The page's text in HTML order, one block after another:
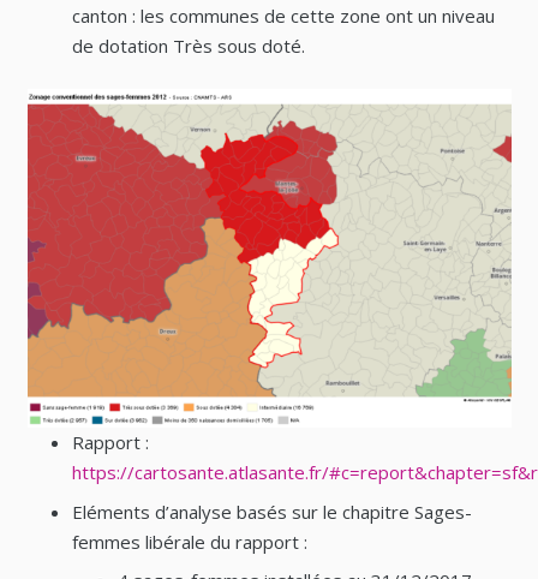
canton : les communes de cette zone ont un niveau
de dotation Très sous doté.
Rapport :
https://cartosante.atlasante.fr/
Eléments d’analyse basés sur le chapitre Sages-
femmes libérale du rapport :